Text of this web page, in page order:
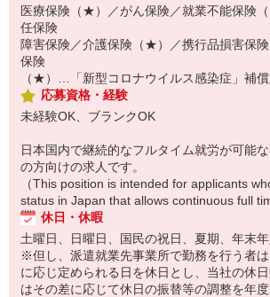
医療保険（★）／がん保険／就業不能保険
任保険
障害保険／介護保険（★）／携行品損害保
保険
（★）…「新型コロナウイルス感染症」補償
応募資格・経験
未経験OK、ブランクOK
日本国内で継続的なフルタイム就労が可能
の方向けの求人です。
（This position is intended for applicants
status in Japan that allows continuous full
休日・休暇
土曜日、日曜日、国民の祝日、夏期、年末
※但し、派遣就業先事業所で勤務を行う者
に応じ定められる日を休日とし、当社の休
はその差に応じて休日の振替等の調整を年度